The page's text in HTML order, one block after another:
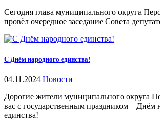
Сегодня глава муниципального округа
провёл очередное заседание Совета
С Днём народного единства!
04.11.2024 Новости
Дорогие жители муниципального округа
вас с государственным праздником – Днём
единства!